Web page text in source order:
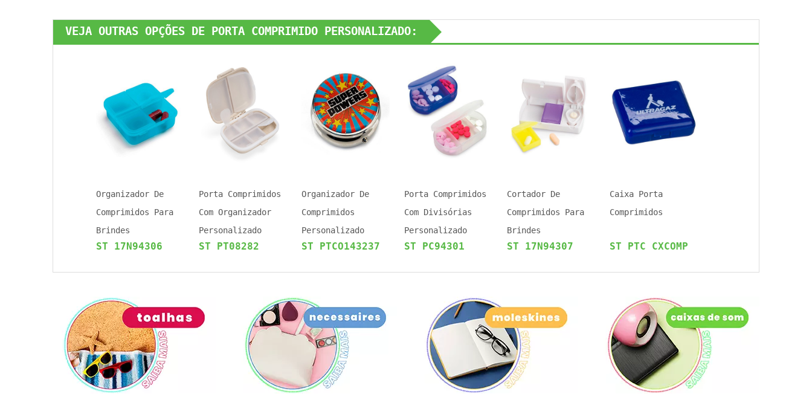
VEJA OUTRAS OPÇÕES DE PORTA COMPRIMIDO PERSONALIZADO:
Organizador De
Comprimidos Para
Brindes
ST 17N94306
Porta Comprimidos
Com Organizador
Personalizado
ST PT08282
Organizador De
Comprimidos
Personalizado
ST PTCO143237
Porta Comprimidos
Com Divisórias
Personalizado
ST PC94301
Cortador De
Comprimidos Para
Brindes
ST 17N94307
Caixa Porta
Comprimidos
ST PTC CXCOMP